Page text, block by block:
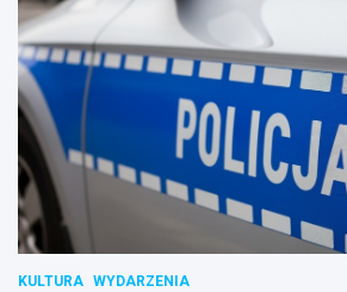
KULTURA WYDARZENIA